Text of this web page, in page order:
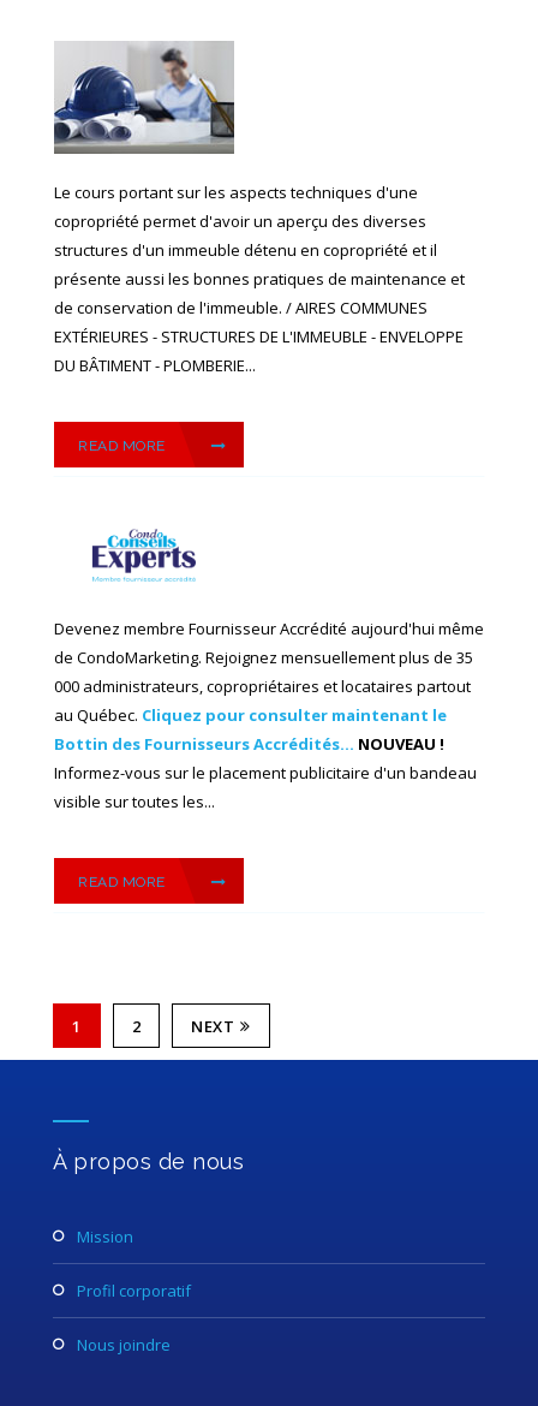
Le cours portant sur les aspects techniques d'une
copropriété permet d'avoir un aperçu des diverses
structures d'un immeuble détenu en copropriété et il
présente aussi les bonnes pratiques de maintenance et
de conservation de l'immeuble. / AIRES COMMUNES
EXTÉRIEURES - STRUCTURES DE L'IMMEUBLE - ENVELOPPE
DU BÂTIMENT - PLOMBERIE...
READ MORE
Devenez membre Fournisseur Accrédité aujourd'hui même
de CondoMarketing. Rejoignez mensuellement plus de 35
000 administrateurs, copropriétaires et locataires partout
au Québec. Cliquez pour consulter maintenant le
Bottin des Fournisseurs Accrédités... NOUVEAU !
Informez-vous sur le placement publicitaire d'un bandeau
visible sur toutes les...
READ MORE
1 2 NEXT
À propos de nous
mission
profil corporatif
nous joindre